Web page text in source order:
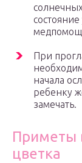
При
начала
ребенку
замечать.
Приметы
цветка